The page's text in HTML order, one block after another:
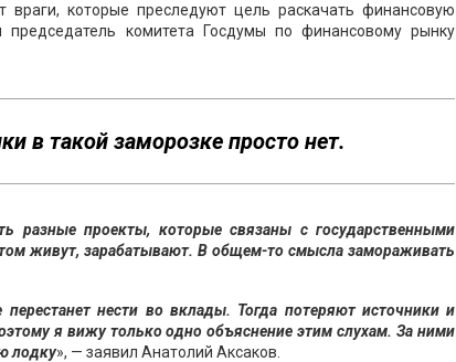
которые преследуют цель раскачать финансовую
комитета Госдумы по финансовому рынку
в такой заморозке просто нет.
разные проекты, которые связаны с государственными
живут, зарабатывают. В общем-то смысла замораживать
нести во вклады. Тогда потеряют источники и
я вижу только одно объяснение этим слухам. За ними
лодку», — заявил Анатолий Аксаков.